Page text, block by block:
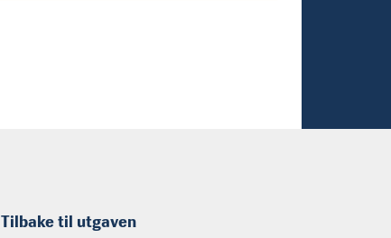
Tilbake til utgaven